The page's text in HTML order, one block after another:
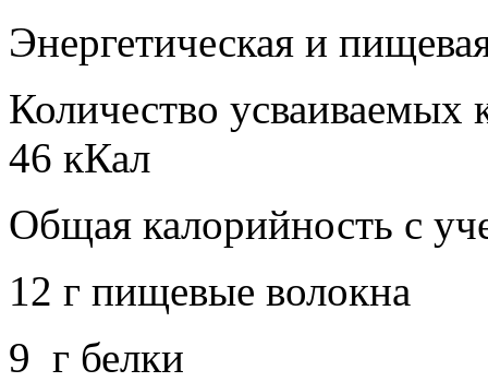
Энергетическая и
Количество усваиваемых
46 кКал
Общая калорийность с
12 г пищевые волокна
9 г белки